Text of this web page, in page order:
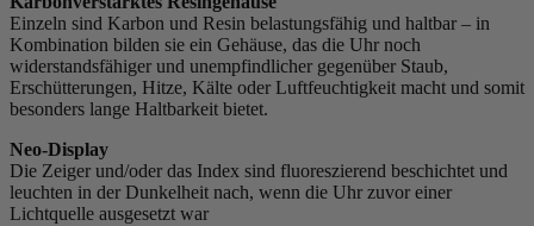
Einzeln sind Karbon und Resin belastungsfähig und haltbar – in
Kombination bilden sie ein Gehäuse, das die Uhr noch
widerstandsfähiger und unempfindlicher gegenüber Staub,
Erschütterungen, Hitze, Kälte oder Luftfeuchtigkeit macht und somit
besonders lange Haltbarkeit bietet.
Neo-Display
Die Zeiger und/oder das Index sind fluoreszierend beschichtet und
leuchten in der Dunkelheit nach, wenn die Uhr zuvor einer
Lichtquelle ausgesetzt war